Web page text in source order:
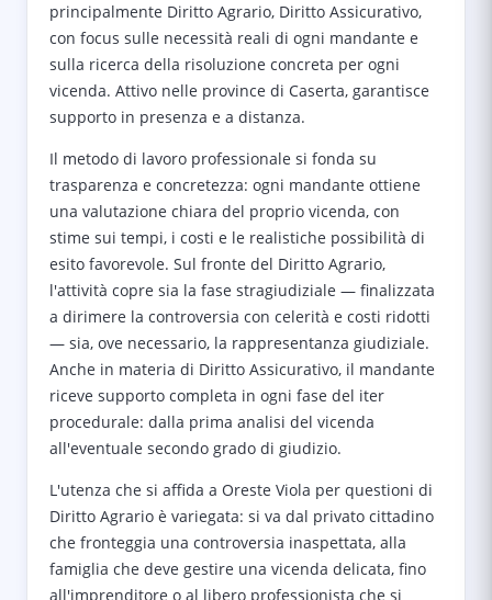
principalmente Diritto Agrario, Diritto Assicurativo,
con focus sulle necessità reali di ogni mandante e
sulla ricerca della risoluzione concreta per ogni
vicenda. Attivo nelle province di Caserta, garantisce
supporto in presenza e a distanza.
Il metodo di lavoro professionale si fonda su
trasparenza e concretezza: ogni mandante ottiene
una valutazione chiara del proprio vicenda, con
stime sui tempi, i costi e le realistiche possibilità di
esito favorevole. Sul fronte del Diritto Agrario,
l'attività copre sia la fase stragiudiziale — finalizzata
a dirimere la controversia con celerità e costi ridotti
— sia, ove necessario, la rappresentanza giudiziale.
Anche in materia di Diritto Assicurativo, il mandante
riceve supporto completa in ogni fase del iter
procedurale: dalla prima analisi del vicenda
all'eventuale secondo grado di giudizio.
L'utenza che si affida a Oreste Viola per questioni di
Diritto Agrario è variegata: si va dal privato cittadino
che fronteggia una controversia inaspettata, alla
famiglia che deve gestire una vicenda delicata, fino
all'imprenditore o al libero professionista che si